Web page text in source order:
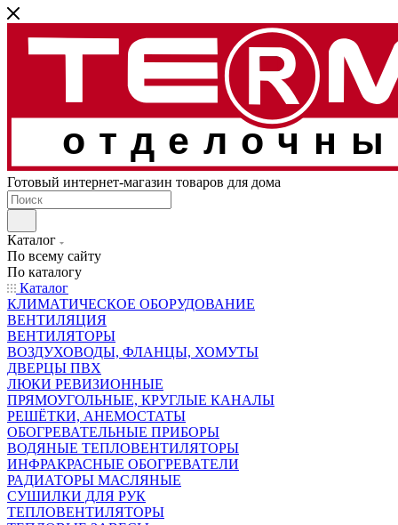
Готовый интернет-магазин товаров для дома
Каталог
По всему сайту
По каталогу
Каталог
КЛИМАТИЧЕСКОЕ ОБОРУДОВАНИЕ
ВЕНТИЛЯЦИЯ
ВЕНТИЛЯТОРЫ
ВОЗДУХОВОДЫ, ФЛАНЦЫ, ХОМУТЫ
ДВЕРЦЫ ПВХ
ЛЮКИ РЕВИЗИОННЫЕ
ПРЯМОУГОЛЬНЫЕ, КРУГЛЫЕ КАНАЛЫ
РЕШЁТКИ, АНЕМОСТАТЫ
ОБОГРЕВАТЕЛЬНЫЕ ПРИБОРЫ
ВОДЯНЫЕ ТЕПЛОВЕНТИЛЯТОРЫ
ИНФРАКРАСНЫЕ ОБОГРЕВАТЕЛИ
РАДИАТОРЫ МАСЛЯНЫЕ
СУШИЛКИ ДЛЯ РУК
ТЕПЛОВЕНТИЛЯТОРЫ